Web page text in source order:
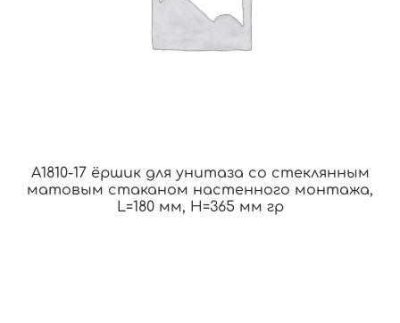
A1810-17 ёршик для унитаза со стеклянным
матовым стаканом настенного монтажа,
L=180 мм, H=365 мм гр